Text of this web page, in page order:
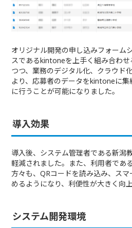
オリジナル開発の申し込みフォーム
スであるkintoneを上手く組み合わ
つつ、業務のデジタル化、クラウド
より、応募者のデータをkintoneに
に行うことが可能になりました。
導入効果
導入後、システム管理者である新潟
軽減されました。また、利用者であ
方々も、QRコードを読み込み、ス
めるようになり、利便性が大きく向上
システム開発環境